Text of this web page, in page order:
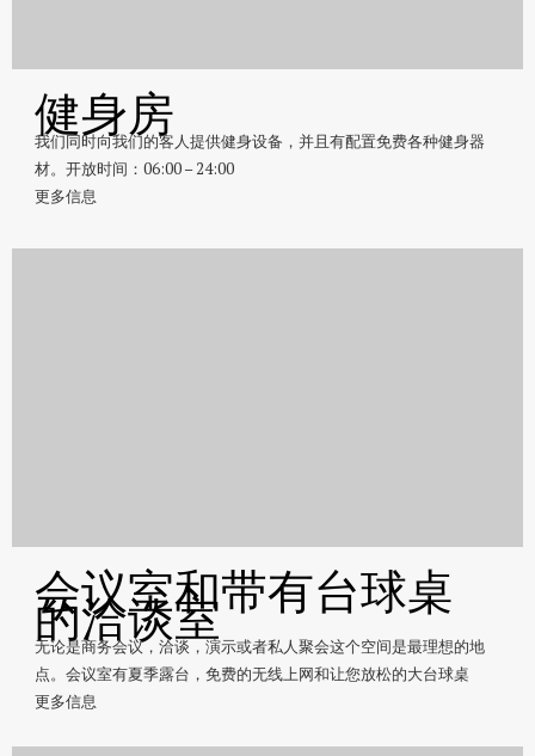
健身房
我们同时向我们的客人提供健身设备，并且有配置免费各种健身器
材。开放时间：06:00 – 24:00
更多信息
会议室和带有台球桌
的洽谈室
无论是商务会议，洽谈，演示或者私人聚会这个空间是最理想的地
点。会议室有夏季露台，免费的无线上网和让您放松的大台球桌
更多信息